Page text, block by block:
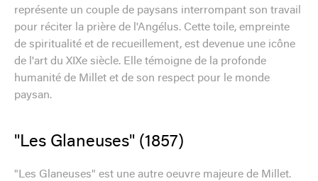
représente un couple de paysans interrompant son travail
pour réciter la prière de l'Angélus. Cette toile, empreinte
de spiritualité et de recueillement, est devenue une icône
de l'art du XIXe siècle. Elle témoigne de la profonde
humanité de Millet et de son respect pour le monde
paysan.
"Les Glaneuses" (1857)
"Les Glaneuses" est une autre oeuvre majeure de Millet.